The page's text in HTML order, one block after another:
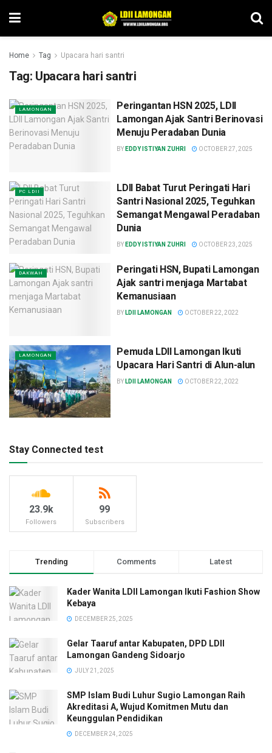
Home Tag Upacara hari santri
Tag: Upacara hari santri
LAMONGAN
Peringantan HSN 2025, LDII
Lamongan Ajak Santri Berinovasi
Menuju Peradaban Dunia
BY EDDY ISTIYAN ZUHRI OCTOBER 27, 2025
PC LDII
LDII Babat Turut Peringati Hari
Santri Nasional 2025, Teguhkan
Semangat Mengawal Peradaban
Dunia
BY EDDY ISTIYAN ZUHRI OCTOBER 23, 2025
DAKWAH
Peringati HSN, Bupati Lamongan
Ajak santri menjaga Martabat
Kemanusiaan
BY LDII LAMONGAN OCTOBER 22, 2022
LAMONGAN
Pemuda LDII Lamongan Ikuti
Upacara Hari Santri di Alun-alun
BY LDII LAMONGAN OCTOBER 22, 2022
Stay Connected test
23.9k
Followers
99
Subscribers
Trending Comments Latest
Kader Wanita LDII Lamongan Ikuti Fashion Show
Kebaya
DECEMBER 25, 2025
Gelar Taaruf antar Kabupaten, DPD LDII
Lamongan Gandeng Sidoarjo
JULY 21, 2025
SMP Islam Budi Luhur Sugio Lamongan Raih
Akreditasi A, Wujud Komitmen Mutu dan
Keunggulan Pendidikan
DECEMBER 24, 2025